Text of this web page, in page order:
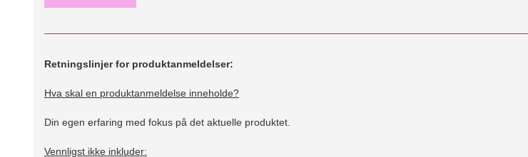
Retningslinjer for produktanmeldelser:
Hva skal en produktanmeldelse inneholde?
Din egen erfaring med fokus på det aktuelle produktet.
Vennligst ikke inkluder: